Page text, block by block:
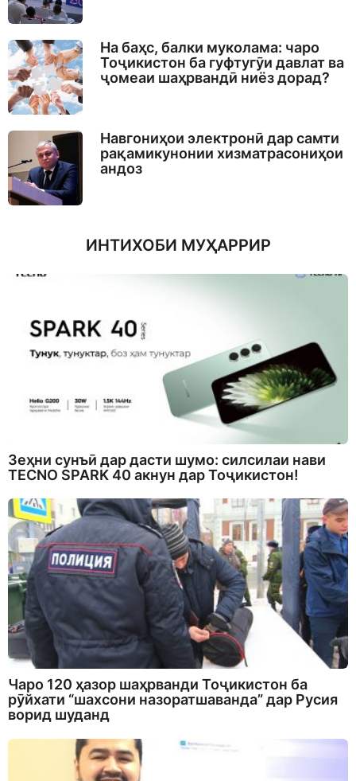
На баҳс, балки муколама: чаро
Тоҷикистон ба гуфтугӯи давлат ва
ҷомеаи шаҳрвандӣ ниёз дорад?
Навгониҳои электронӣ дар самти
рақамикунонии хизматрасониҳои
андоз
ИНТИХОБИ МУҲАРРИР
Зеҳни сунъӣ дар дасти шумо: силсилаи нави
TECNO SPARK 40 акнун дар Тоҷикистон!
Чаро 120 ҳазор шаҳрванди Тоҷикистон ба
рӯйхати “шахсони назоратшаванда” дар Русия
ворид шуданд